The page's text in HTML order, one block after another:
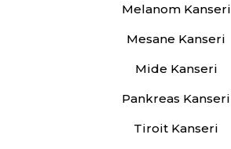
Melanom Kanseri
Mesane Kanseri
Mide Kanseri
Pankreas Kanseri
Tiroit Kanseri